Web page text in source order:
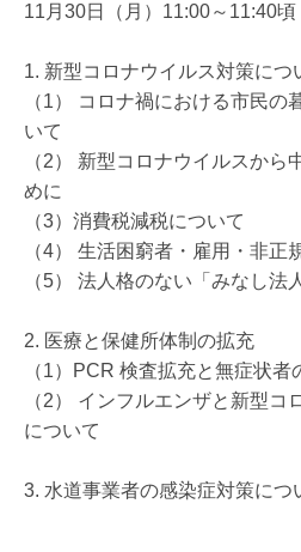
11月30日（月）11:00～11:40頃
1. 新型コロナウイルス対策につ
（1） コロナ禍における市民の
いて
（2） 新型コロナウイルスから
めに
（3）消費税減税について
（4） 生活困窮者・雇用・非正
（5） 法人格のない「みなし法
2. 医療と保健所体制の拡充
（1）PCR 検査拡充と無症状者
（2） インフルエンザと新型コ
について
3. 水道事業者の感染症対策につ